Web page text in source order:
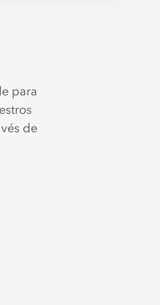
para
de